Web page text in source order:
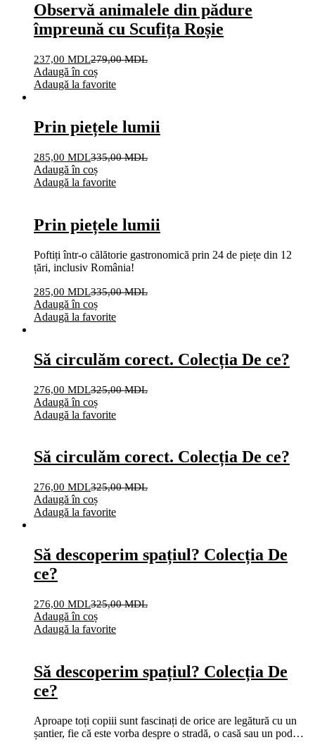
Observă animalele din pădure
împreună cu Scufița Roșie
237,00 MDL279,00MDL
Adaugă în coș
Adaugă la favorite
Prin piețele lumii
285,00 MDL335,00MDL
Adaugă în coș
Adaugă la favorite
Prin piețele lumii
Poftiți într-o călătorie gastronomică prin 24 de piețe din 12
țări, inclusiv România!
285,00 MDL335,00MDL
Adaugă în coș
Adaugă la favorite
Să circulăm corect. Colecția De ce?
276,00 MDL325,00MDL
Adaugă în coș
Adaugă la favorite
Să circulăm corect. Colecția De ce?
276,00 MDL325,00MDL
Adaugă în coș
Adaugă la favorite
Să descoperim spațiul? Colecția De
ce?
276,00 MDL325,00MDL
Adaugă în coș
Adaugă la favorite
Să descoperim spațiul? Colecția De
ce?
Aproape toți copiii sunt fascinați de orice are legătură cu un
șantier, fie că este vorba despre o stradă, o casă sau un pod…